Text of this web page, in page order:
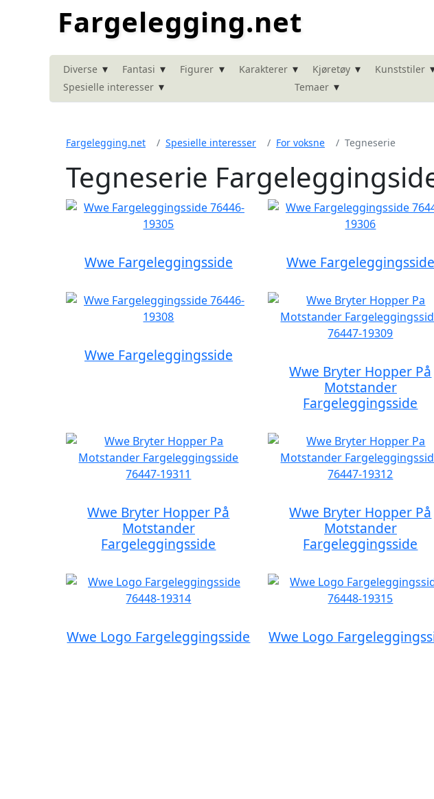
Fargelegging.net
Diverse ▾ Fantasi ▾ Figurer ▾ Karakterer ▾ Kjøretøy ▾ Kunststiler
Spesielle interesser ▾ Temaer ▾
Fargelegging.net Spesielle interesser For voksne Tegneserie
Tegneserie
Wwe Fargeleggingsside Wwe Fargeleggingsside
Wwe Fargeleggingsside
Wwe Bryter Hopper På
Motstander
Fargeleggingsside
Wwe Bryter Hopper På
Motstander
Fargeleggingsside
Wwe Bryter Hopper På
Motstander
Fargeleggingsside
Wwe Logo Fargeleggingsside Wwe Logo